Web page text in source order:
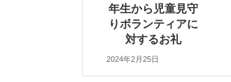
年生から児童見守
りボランティアに
対するお礼
2024年2月25日